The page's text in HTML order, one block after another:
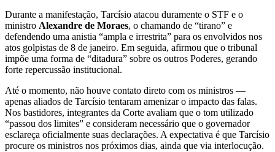
Durante a manifestação, Tarcísio atacou duramente o STF e o
ministro Alexandre de Moraes, o chamando de “tirano” e
defendendo uma anistia “ampla e irrestrita” para os envolvidos nos
atos golpistas de 8 de janeiro. Em seguida, afirmou que o tribunal
impõe uma forma de “ditadura” sobre os outros Poderes, gerando
forte repercussão institucional.
Até o momento, não houve contato direto com os ministros —
apenas aliados de Tarcísio tentaram amenizar o impacto das falas.
Nos bastidores, integrantes da Corte avaliam que o tom utilizado
“passou dos limites” e consideram necessário que o governador
esclareça oficialmente suas declarações. A expectativa é que Tarcísio
procure os ministros nos próximos dias, ainda que via interlocução.